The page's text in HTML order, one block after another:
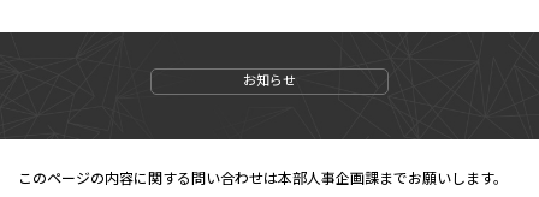
お知らせ
このページの内容に関する問い合わせは本部人事企画課までお願いします。